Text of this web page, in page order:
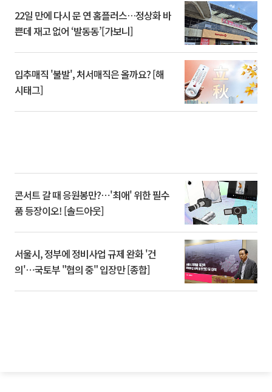
22일 만에 다시 문 연 홈플러스…정상화 바
쁜데 재고 없어 ‘발동동’[가보니]
입추매직 '불발', 처서매직은 올까요? [해
시태그]
콘서트 갈 때 응원봉만?⋯'최애' 위한 필수
품 등장이오! [솔드아웃]
서울시, 정부에 정비사업 규제 완화 '건
의'⋯국토부 "협의 중" 입장만 [종합]